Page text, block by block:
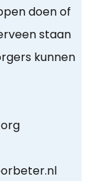
doen of
staan
kunnen